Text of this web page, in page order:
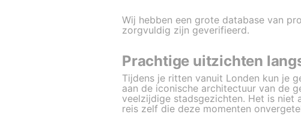
Wij hebben een grote database van
zorgvuldig zijn geverifieerd.
Prachtige uitzichten
Tijdens je ritten vanuit Londen kun je
aan de iconische architectuur van de
veelzijdige stadsgezichten. Het is niet
reis zelf die deze momenten